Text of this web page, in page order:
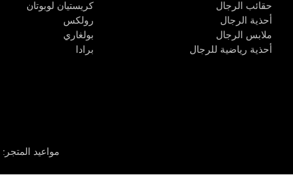
حقائب الرجال
أحذية الرجال
ملابس الرجال
أحذية رياضية للرجال
كريستيان لوبوتان
رولكس
بولغاري
برادا
مواعيد المتجر :